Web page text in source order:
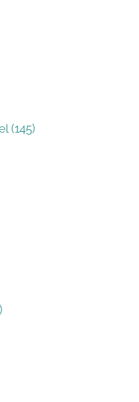
(145)